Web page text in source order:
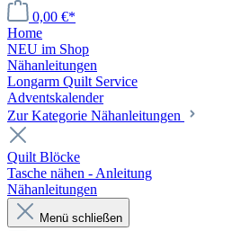
0,00 €*
Home
NEU im Shop
Nähanleitungen
Longarm Quilt Service
Adventskalender
Zur Kategorie Nähanleitungen
Quilt Blöcke
Tasche nähen - Anleitung
Nähanleitungen
Menü schließen